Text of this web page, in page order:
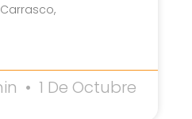
1 De Octubre